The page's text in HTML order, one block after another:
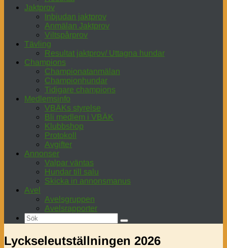
Jaktprov
Inbjudan jaktprov
Anmälan Jaktprov
Viltspårprov
Tävling
Resultat jaktprov/ Uttagna hundar
Champions
Championatanmälan
Championhundar
Tidigare champions
Medlemsinfo
VBÄKs styrelse
Bli medlem i VBÄK
Klubbshop
Protokoll
Avgifter
Annonser
Valpar väntas
Hundar till salu
Skicka in annonsmanus
Avel
Avelsgruppen
Avelsrapporter
Lyckseleutställningen 2026